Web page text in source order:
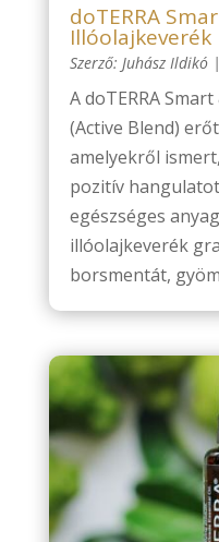
doTERRA
Illóolajkeverék
Szerző: Juhász Ildikó|
A doTERRA
(Active Blend)
amelyekről
pozitív
egészséges
illóolajkeverék
borsmentát,